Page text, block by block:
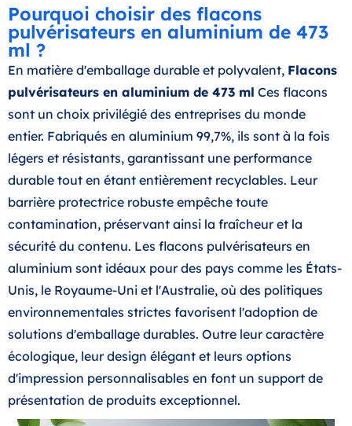
Pourquoi choisir des flacons
pulvérisateurs en aluminium de 473
ml ?
En matière d'emballage durable et polyvalent, Flacons
pulvérisateurs en aluminium de 473 ml Ces flacons
sont un choix privilégié des entreprises du monde
entier. Fabriqués en aluminium 99,7%, ils sont à la fois
légers et résistants, garantissant une performance
durable tout en étant entièrement recyclables. Leur
barrière protectrice robuste empêche toute
contamination, préservant ainsi la fraîcheur et la
sécurité du contenu. Les flacons pulvérisateurs en
aluminium sont idéaux pour des pays comme les États-
Unis, le Royaume-Uni et l'Australie, où des politiques
environnementales strictes favorisent l'adoption de
solutions d'emballage durables. Outre leur caractère
écologique, leur design élégant et leurs options
d'impression personnalisables en font un support de
présentation de produits exceptionnel.